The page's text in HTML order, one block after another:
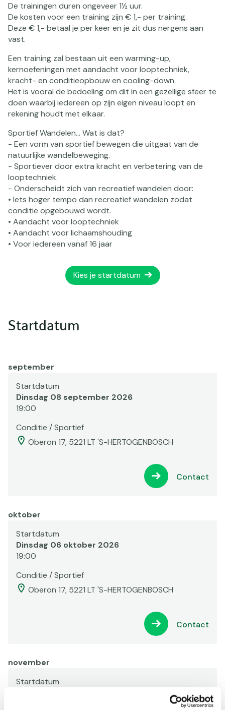
De trainingen duren ongeveer 1½ uur.
De kosten voor een training zijn € 1,- per training.
Deze € 1,- betaal je per keer en je zit dus nergens aan
vast.
Een training zal bestaan uit een warming-up,
kernoefeningen met aandacht voor looptechniek,
kracht- en conditieopbouw en cooling-down.
Het is vooral de bedoeling om dit in een gezellige sfeer te
doen waarbij iedereen op zijn eigen niveau loopt en
rekening houdt met elkaar.
Sportief Wandelen... Wat is dat?
- Een vorm van sportief bewegen die uitgaat van de
natuurlijke wandelbeweging.
- Sportiever door extra kracht en verbetering van de
looptechniek.
- Onderscheidt zich van recreatief wandelen door:
• Iets hoger tempo dan recreatief wandelen zodat
conditie opgebouwd wordt.
• Aandacht voor looptechniek
• Aandacht voor lichaamshouding
• Voor iedereen vanaf 16 jaar
Kies je startdatum
Startdatum
september
Startdatum
Dinsdag 08 september 2026
19:00
Conditie / Sportief
Oberon 17, 5221 LT 'S-HERTOGENBOSCH
Contact
oktober
Startdatum
Dinsdag 06 oktober 2026
19:00
Conditie / Sportief
Oberon 17, 5221 LT 'S-HERTOGENBOSCH
Contact
november
Startdatum